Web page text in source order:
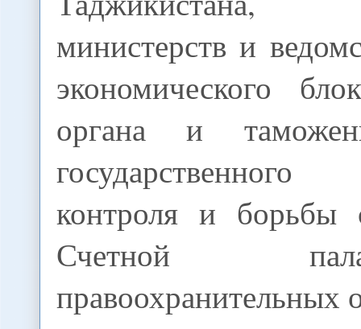
министерств и
экономического
органа и
контроля и борьбы
Счетной
правоохранительных